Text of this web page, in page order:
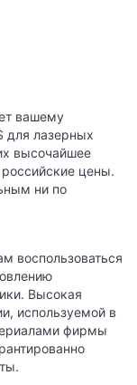
вашему
для лазерных
высочайшее
российские цены.
ни по
воспользоваться
Высокая
используемой в
фирмы